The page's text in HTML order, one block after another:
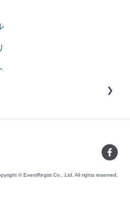
Premium機能
© EventRegist Co., Ltd. All rights reserved.